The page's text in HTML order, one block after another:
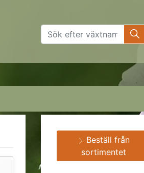
Beställ från
sortimentet